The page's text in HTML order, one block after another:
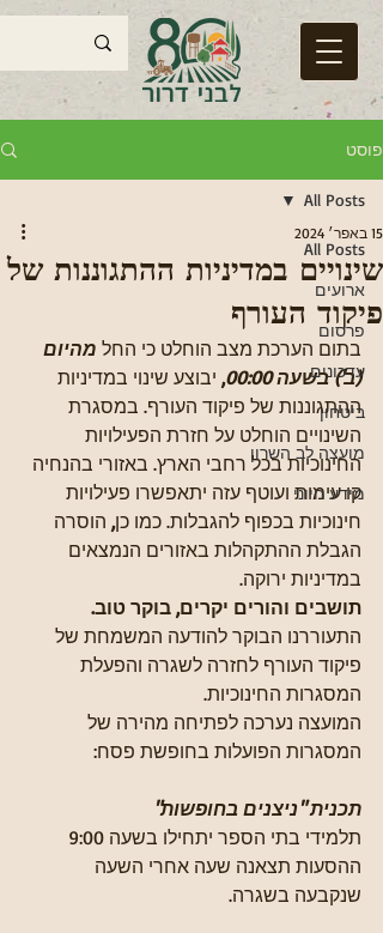
פוסט
All Posts
ארועים
פרסום
עדכונים
ביטחון
מועצה לב השרון
מידע חיוני
All Posts
שינויים במדיניות ההתגוננות של
פיקוד העורף
15 באפר׳ 2024
בתום הערכת מצב הוחלט כי החל מהיום
(ב') בשעה 00:00
, יבוצע שינוי במדיניות
ההתגוננות של פיקוד העורף. במסגרת
השינויים הוחלט על חזרת הפעילויות
החינוכיות בכל רחבי הארץ. באזורי בהנחיה
קו עימות ועוטף עזה יתאפשרו פעילויות
חינוכיות בכפוף להגבלות. כמו כן, הוסרה
הגבלת ההתקהלות באזורים הנמצאים
במדיניות ירוקה.
תושבים והורים יקרים, בוקר טוב.
התעוררנו הבוקר להודעה המשמחת של
פיקוד העורף לחזרה לשגרה והפעלת
המסגרות החינוכיות.
המועצה נערכה לפתיחה מהירה של
המסגרות הפועלות בחופשת פסח:
תכנית "ניצנים בחופשות"
ההסעות תצאנה שעה אחרי השעה
שנקבעה בשגרה.